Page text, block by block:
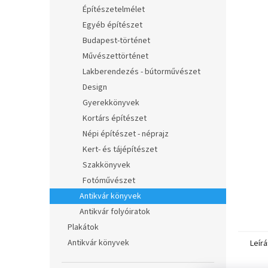
Építészetelmélet
Egyéb építészet
Budapest-történet
Művészettörténet
Lakberendezés - bútorművészet
Design
Gyerekkönyvek
Kortárs építészet
Népi építészet - néprajz
Kert- és tájépítészet
Szakkönyvek
Fotóművészet
Antikvár könyvek
Antikvár folyóiratok
Plakátok
Antikvár könyvek